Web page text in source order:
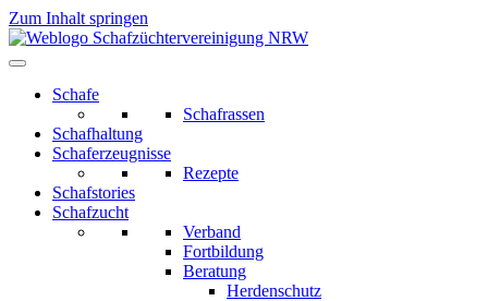
Zum Inhalt springen
Schafe
Schafrassen
Schafhaltung
Schaferzeugnisse
Rezepte
Schafstories
Schafzucht
Verband
Fortbildung
Beratung
Herdenschutz